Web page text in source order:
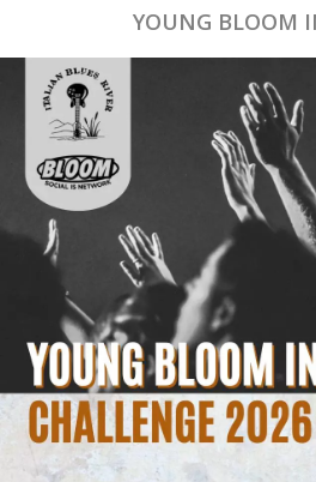
YOUNG BLOOM